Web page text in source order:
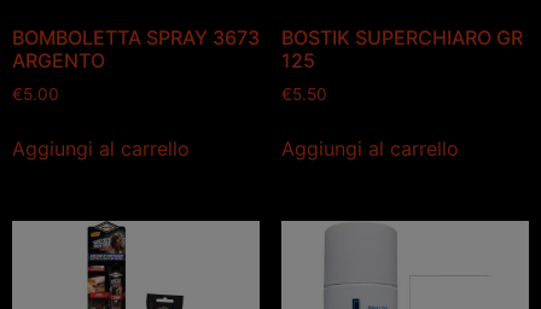
BOMBOLETTA SPRAY 3673
ARGENTO
€5.00
Aggiungi al carrello
BOSTIK SUPERCHIARO GR
125
€5.50
Aggiungi al carrello